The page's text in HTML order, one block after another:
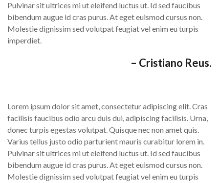
Pulvinar sit ultrices mi ut eleifend luctus ut. Id sed faucibus
bibendum augue id cras purus. At eget euismod cursus non.
Molestie dignissim sed volutpat feugiat vel enim eu turpis
imperdiet.
– Cristiano Reus.
Lorem ipsum dolor sit amet, consectetur adipiscing elit. Cras
facilisis faucibus odio arcu duis dui, adipiscing facilisis. Urna,
donec turpis egestas volutpat. Quisque nec non amet quis.
Varius tellus justo odio parturient mauris curabitur lorem in.
Pulvinar sit ultrices mi ut eleifend luctus ut. Id sed faucibus
bibendum augue id cras purus. At eget euismod cursus non.
Molestie dignissim sed volutpat feugiat vel enim eu turpis